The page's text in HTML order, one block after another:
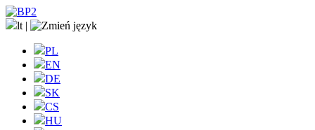
lt |
PL
EN
DE
SK
CS
HU